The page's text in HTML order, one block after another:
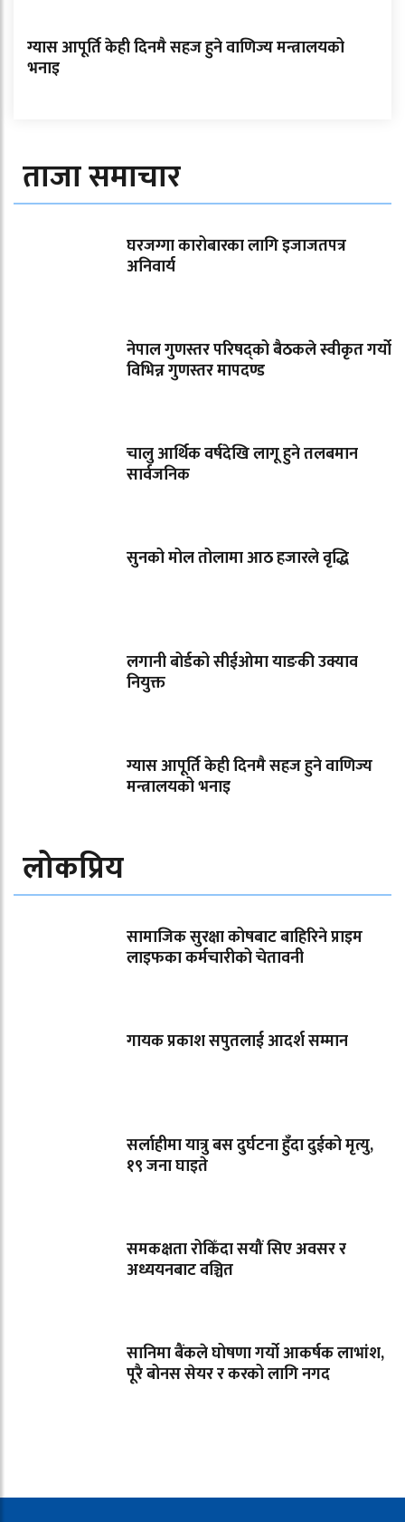
ग्यास आपूर्ति केही दिनमै सहज हुने वाणिज्य मन्त्रालयको
भनाइ
ताजा समाचार
घरजग्गा कारोबारका लागि इजाजतपत्र
अनिवार्य
नेपाल गुणस्तर परिषद्को बैठकले स्वीकृत गर्यो
विभिन्न गुणस्तर मापदण्ड
चालु आर्थिक वर्षदेखि लागू हुने तलबमान
सार्वजनिक
सुनको मोल तोलामा आठ हजारले वृद्धि
लगानी बोर्डको सीईओमा याङकी उक्याव
नियुक्त
ग्यास आपूर्ति केही दिनमै सहज हुने वाणिज्य
मन्त्रालयको भनाइ
लोकप्रिय
सामाजिक सुरक्षा कोषबाट बाहिरिने प्राइम
लाइफका कर्मचारीको चेतावनी
गायक प्रकाश सपुतलाई आदर्श सम्मान
सर्लाहीमा यात्रु बस दुर्घटना हुँदा दुईको मृत्यु,
१९ जना घाइते
समकक्षता रोकिँदा सयौं सिए अवसर र
अध्ययनबाट वञ्चित
सानिमा बैंकले घोषणा गर्यो आकर्षक लाभांश,
पूरै बोनस सेयर र करको लागि नगद